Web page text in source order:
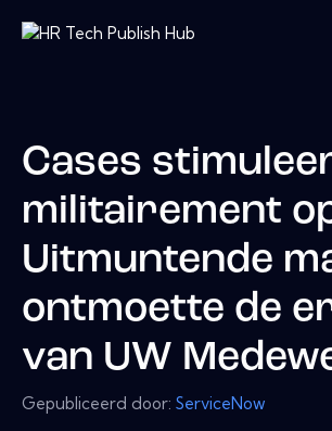
Cases
militairement
Uitmuntende
ontmoette de
van UW
Gepubliceerd door: ServiceNow